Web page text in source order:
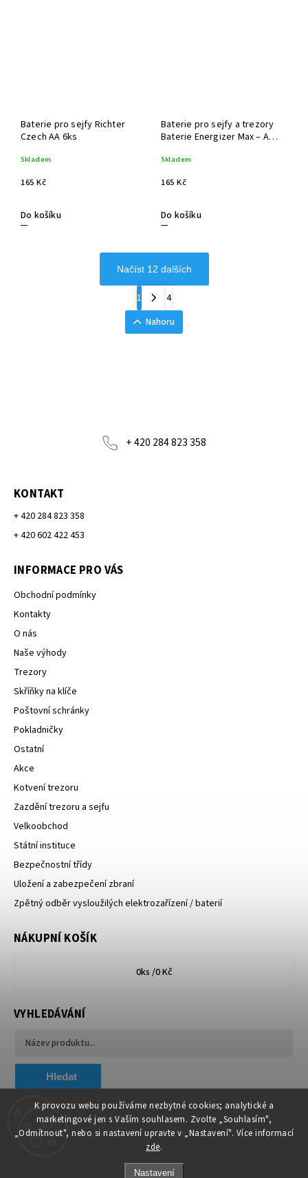
K provozu webu používáme nezbytné cookies; analytické a
marketingové jen s Vaším souhlasem. Zvolte „Souhlasím",
„Odmítnout", nebo si nastavení upravte v „Nastavení". Více informací
zde.
Nastavení
Baterie pro sejfy Richter
Czech AA 6ks
Skladem
165 Kč
Do košíku
Baterie pro sejfy a trezory
Baterie Energizer Max – AA
Skladem
165 Kč
Do košíku
Načíst 12 dalších
1
4
Nahoru
+ 420 284 823 358
KONTAKT
+ 420 284 823 358
+ 420 602 422 453
INFORMACE PRO VÁS
Obchodní podmínky
Kontakty
O nás
Naše výhody
Trezory
Skříňky na klíče
Poštovní schránky
Pokladničky
Ostatní
Akce
Kotvení trezoru
Zazdění trezoru a sejfu
Velkoobchod
Státní instituce
Bezpečnostní třídy
Uložení a zabezpečení zbraní
Zpětný odběr vysloužilých elektrozařízení / baterií
NÁKUPNÍ KOŠÍK
0ks /0 Kč
VYHLEDÁVÁNÍ
Hledat
Chytit a koupit VA & MA, s.r.o.